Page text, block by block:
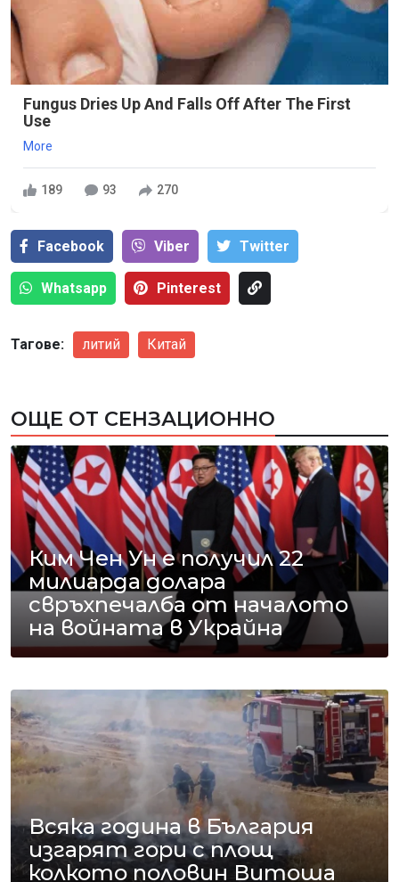
Fungus Dries Up And Falls Off After The First
Use
More
189 93 270
Facebook Viber Тwitter
Whatsapp Pinterest
Тагове: литий Китай
ОЩЕ ОТ СЕНЗАЦИОННО
Ким Чен Ун е получил 22
милиарда долара
свръхпечалба от началото
на войната в Украйна
Всяка година в България
изгарят гори с площ
колкото половин Витоша